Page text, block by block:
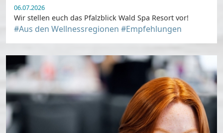
06.07.2026
Wir stellen euch das Pfalzblick Wald Spa Resort vor!
#Aus den Wellnessregionen #Empfehlungen